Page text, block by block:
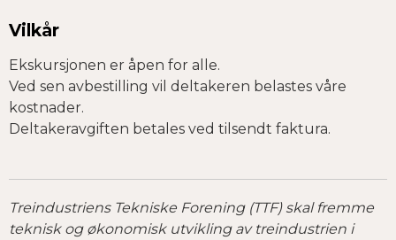
Vilkår
Ekskursjonen er åpen for alle.
Ved sen avbestilling vil deltakeren belastes våre
kostnader.
Deltakeravgiften betales ved tilsendt faktura.
Treindustriens Tekniske Forening (TTF) skal fremme
teknisk og økonomisk utvikling av treindustrien i